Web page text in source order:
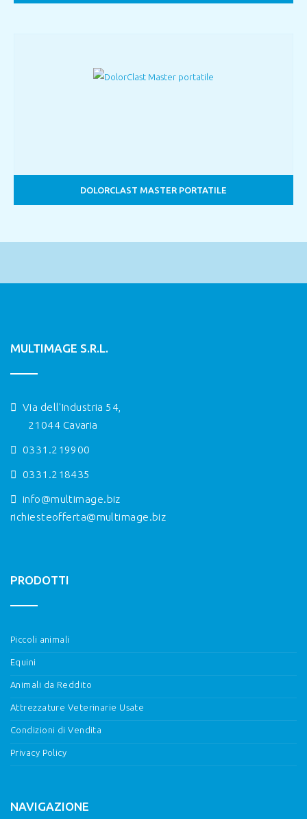
DOLORCLAST MASTER PORTATILE
MULTIMAGE S.R.L.
Via dell'Industria 54,
21044 Cavaria
0331.219900
0331.218435
info@multimage.biz
richiesteofferta@multimage.biz
PRODOTTI
Piccoli animali
Equini
Animali da Reddito
Attrezzature Veterinarie Usate
Condizioni di Vendita
Privacy Policy
NAVIGAZIONE